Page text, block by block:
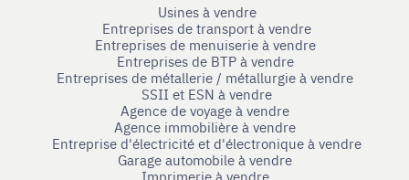
Usines à vendre
Entreprises de transport à vendre
Entreprises de menuiserie à vendre
Entreprises de BTP à vendre
Entreprises de métallerie / métallurgie à vendre
SSII et ESN à vendre
Agence de voyage à vendre
Agence immobilière à vendre
Entreprise d'électricité et d'électronique à vendre
Garage automobile à vendre
Imprimerie à vendre